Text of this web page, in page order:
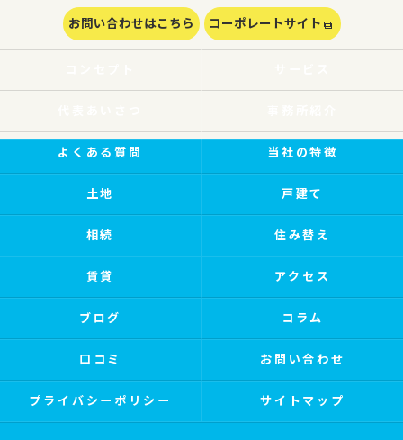
お問い合わせはこちら コーポレートサイト
よくある質問 当社の特徴
土地 戸建て
相続 住み替え
賃貸 アクセス
ブログ コラム
口コミ お問い合わせ
プライバシーポリシー サイトマップ